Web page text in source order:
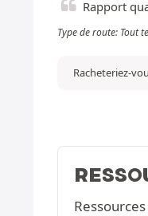
Rapport
Type de route: Tout
Racheteriez-